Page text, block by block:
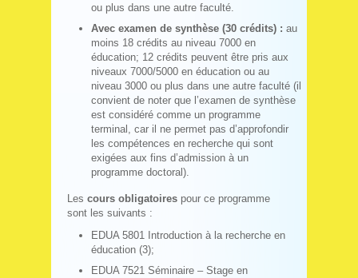
ou plus dans une autre faculté.
Avec examen de synthèse (30 crédits) : au
moins 18 crédits au niveau 7000 en
éducation; 12 crédits peuvent être pris aux
niveaux 7000/5000 en éducation ou au
niveau 3000 ou plus dans une autre faculté (il
convient de noter que l’examen de synthèse
est considéré comme un programme
terminal, car il ne permet pas d’approfondir
les compétences en recherche qui sont
exigées aux fins d’admission à un
programme doctoral).
Les cours obligatoires pour ce programme
sont les suivants :
EDUA 5801 Introduction à la recherche en
éducation (3);
EDUA 7521 Séminaire – Stage en